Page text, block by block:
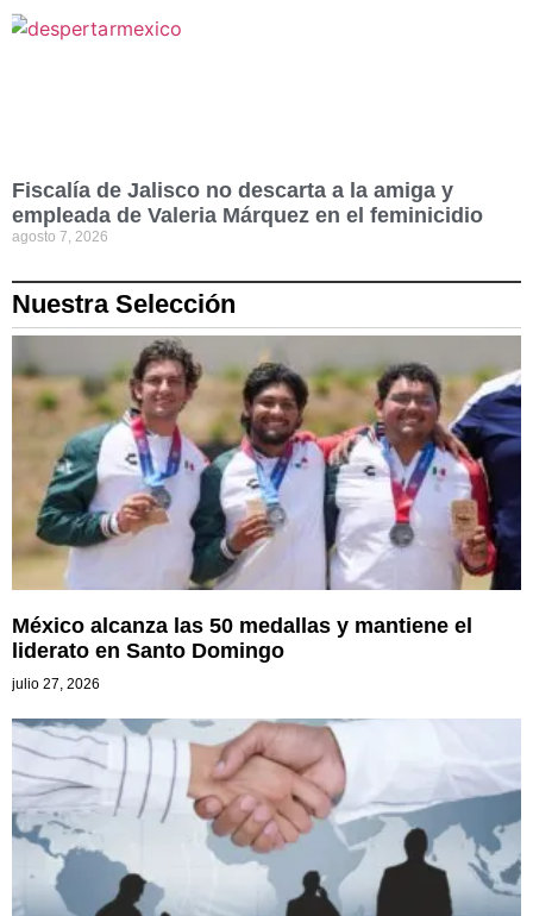
Fiscalía de Jalisco no descarta a la amiga y
empleada de Valeria Márquez en el feminicidio
agosto 7, 2026
Nuestra Selección
México alcanza las 50 medallas y mantiene el
liderato en Santo Domingo
julio 27, 2026